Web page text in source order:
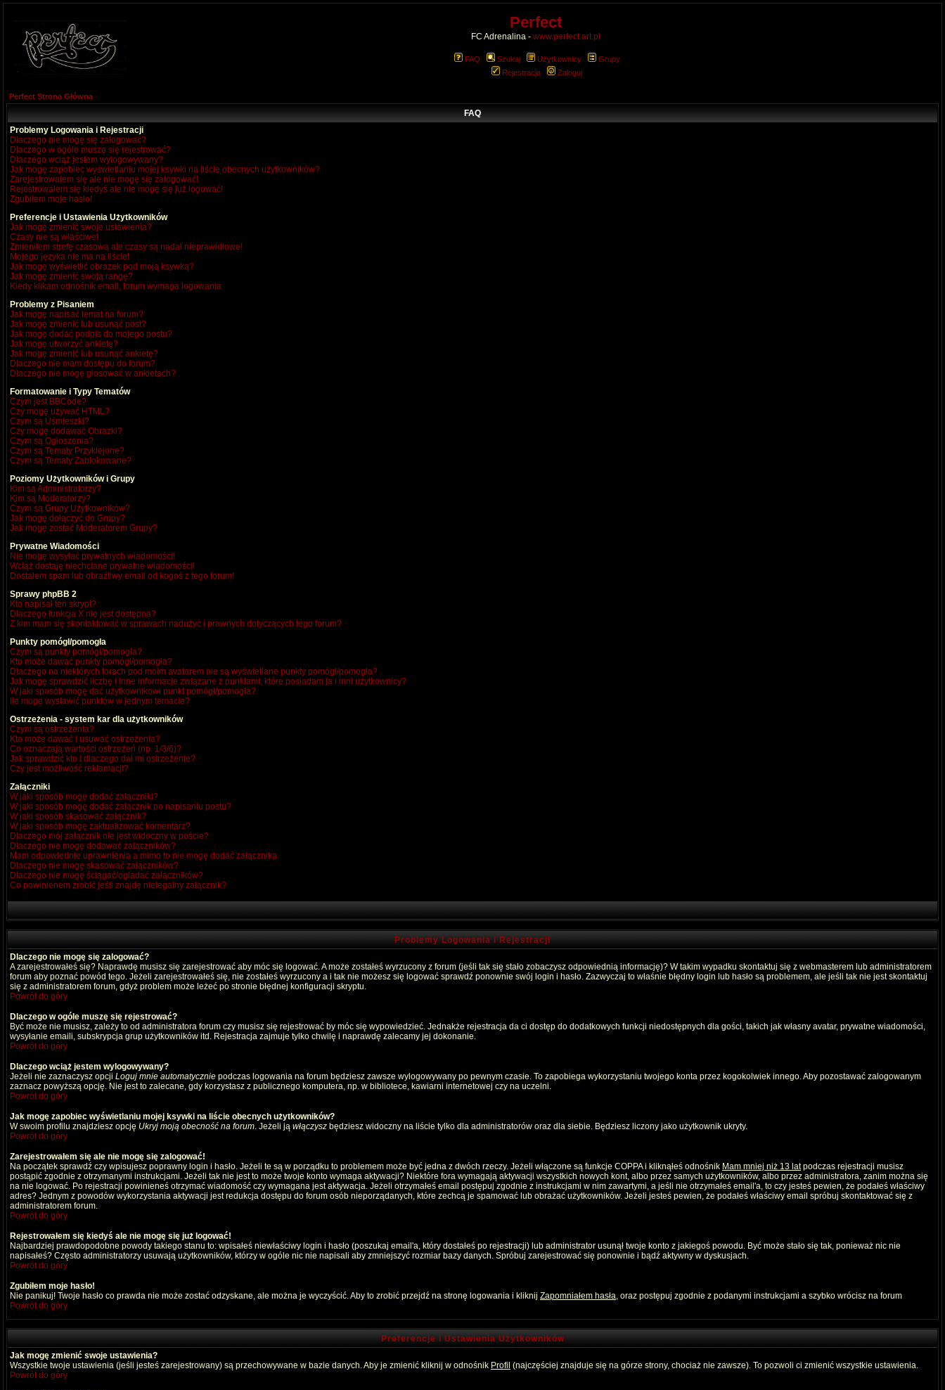
Perfect
FC Adrenalina - www.perfect.art.pl
FAQ Szukaj Użytkownicy
Grupy
Rejestracja
Zaloguj
Perfect Strona Główna
FAQ
Problemy Logowania i Rejestracji
Dlaczego nie mogę się zalogować?
Dlaczego w ogóle muszę się rejestrować?
Dlaczego wciąż jestem wylogowywany?
Jak mogę zapobiec wyświetlaniu mojej ksywki na liście obecnych użytkowników?
Zarejestrowałem się ale nie mogę się zalogować!
Rejestrowałem się kiedyś ale nie mogę się już logować!
Zgubiłem moje hasło!
Preferencje i Ustawienia Użytkowników
Jak mogę zmienić swoje ustawienia?
Czasy nie są właściwe!
Zmieniłem strefę czasową ale czasy są nadal nieprawidłowe!
Mojego języka nie ma na liście!
Jak mogę wyświetlić obrazek pod moją ksywką?
Jak mogę zmienić swoją rangę?
Kiedy klikam odnośnik email, forum wymaga logowania
Problemy z Pisaniem
Jak mogę napisać temat na forum?
Jak mogę zmienić lub usunąć post?
Jak mogę dodać podpis do mojego postu?
Jak mogę utworzyć ankietę?
Jak mogę zmienić lub usunąć ankietę?
Dlaczego nie mam dostępu do forum?
Dlaczego nie mogę głosować w ankietach?
Formatowanie i Typy Tematów
Czym jest BBCode?
Czy mogę używać HTML?
Czym są Uśmieszki?
Czy mogę dodawać Obrazki?
Czym są Ogłoszenia?
Czym są Tematy Przyklejone?
Czym są Tematy Zablokowane?
Poziomy Użytkowników i Grupy
Kim są Administratorzy?
Kim są Moderatorzy?
Czym są Grupy Użytkowników?
Jak mogę dołączyć do Grupy?
Jak mogę zostać Moderatorem Grupy?
Prywatne Wiadomości
Nie mogę wysyłać prywatnych wiadomości!
Wciąż dostaję niechciane prywatne wiadomości!
Dostałem spam lub obraźliwy email od kogoś z tego forum!
Sprawy phpBB 2
Kto napisał ten skrypt?
Dlaczego funkcja X nie jest dostępna?
Z kim mam się skontaktować w sprawach nadużyć i prawnych dotyczących tego forum?
Punkty pomógł/pomogła
Czym są punkty pomógł/pomogła?
Kto może dawać punkty pomógł/pomogła?
Dlaczego na niektórych forach pod moim avatarem nie są wyświetlane punkty pomógł/pomogła?
Jak mogę sprawdzić liczbę i inne informacje związane z punktami, które posiadam ja i inni użytkownicy?
W jaki sposób mogę dać użytkownikowi punkt pomógł/pomogła?
Ile mogę wystawić punktów w jednym temacie?
Ostrzeżenia - system kar dla użytkowników
Czym są ostrzeżenia?
Kto może dawać i usuwać ostrzeżenia?
Co oznaczają wartości ostrzeżeń (np. 1/3/6)?
Jak sprawdzić kto i dlaczego dał mi ostrzeżenie?
Czy jest możliwość reklamacji?
Załączniki
W jaki sposób mogę dodać załączniki?
W jaki sposób mogę dodać załącznik po napisaniu postu?
W jaki sposób skasować załącznik?
W jaki sposób mogę zaktualizować komentarz?
Dlaczego mój załącznik nie jest widoczny w poście?
Dlaczego nie mogę dodawać załączników?
Mam odpowiednie uprawnienia a mimo to nie mogę dodać załącznika.
Dlaczego nie mogę skasować załączników?
Dlaczego nie mogę ściągać/ogladać załączników?
Co powinienem zrobić jeśli znajdę nielegalny załącznik?
Problemy Logowania i Rejestracji
Dlaczego nie mogę się zalogować?
A zarejestrowałeś się? Naprawdę musisz się zarejestrować aby móc się logować. A może zostałeś wyrzucony z forum (jeśli tak się stało zobaczysz odpowiednią informację)? W takim wypadku skontaktuj się z webmasterem lub administratorem
forum aby poznać powód tego. Jeżeli zarejestrowałeś się, nie zostałeś wyrzucony a i tak nie możesz się logować sprawdź ponownie swój login i hasło. Zazwyczaj to właśnie błędny login lub hasło są problemem, ale jeśli tak nie jest skontaktuj
się z administratorem forum, gdyż problem może leżeć po stronie błędnej konfiguracji skryptu.
Powrót do góry
Dlaczego w ogóle muszę się rejestrować?
Być może nie musisz, zależy to od administratora forum czy musisz się rejestrować by móc się wypowiedzieć. Jednakże rejestracja da ci dostęp do dodatkowych funkcji niedostępnych dla gości, takich jak własny avatar, prywatne wiadomości,
wysyłanie emaili, subskrypcja grup użytkowników itd. Rejestracja zajmuje tylko chwilę i naprawdę zalecamy jej dokonanie.
Powrót do góry
Dlaczego wciąż jestem wylogowywany?
Jeżeli nie zaznaczysz opcji Loguj mnie automatycznie podczas logowania na forum będziesz zawsze wylogowywany po pewnym czasie. To zapobiega wykorzystaniu twojego konta przez kogokolwiek innego. Aby pozostawać zalogowanym
zaznacz powyższą opcję. Nie jest to zalecane, gdy korzystasz z publicznego komputera, np. w bibliotece, kawiarni internetowej czy na uczelni.
Powrót do góry
Jak mogę zapobiec wyświetlaniu mojej ksywki na liście obecnych użytkowników?
W swoim profilu znajdziesz opcję Ukryj moją obecność na forum. Jeżeli ją włączysz będziesz widoczny na liście tylko dla administratorów oraz dla siebie. Będziesz liczony jako użytkownik ukryty.
Powrót do góry
Zarejestrowałem się ale nie mogę się zalogować!
Na początek sprawdź czy wpisujesz poprawny login i hasło. Jeżeli te są w porządku to problemem może być jedna z dwóch rzeczy. Jeżeli włączone są funkcje COPPA i kliknąłeś odnośnik Mam mniej niż 13 latpodczas rejestracji musisz
postąpić zgodnie z otrzymanymi instrukcjami. Jeżeli tak nie jest to może twoje konto wymaga aktywacji? Niektóre fora wymagają aktywacji wszystkich nowych kont, albo przez samych użytkowników, albo przez administratora, zanim można się
na nie logować. Po rejestracji powinieneś otrzymać wiadomość czy wymagana jest aktywacja. Jeżeli otrzymałeś email postępuj zgodnie z instrukcjami w nim zawartymi, a jeśli nie otrzymałeś email'a, to czy jesteś pewien, że podałeś właściwy
adres? Jednym z powodów wykorzystania aktywacji jest redukcja dostępu do forum osób nieporządanych, które zechcą je spamować lub obrażać użytkowników. Jeżeli jesteś pewien, że podałeś właściwy email spróbuj skontaktować się z
administratorem forum.
Powrót do góry
Rejestrowałem się kiedyś ale nie mogę się już logować!
Najbardziej prawdopodobne powody takiego stanu to: wpisałeś niewłaściwy login i hasło (poszukaj email'a, który dostałeś po rejestracji) lub administrator usunął twoje konto z jakiegoś powodu. Być może stało się tak, ponieważ nic nie
napisałeś? Często administratorzy usuwają użytkowników, którzy w ogóle nic nie napisali aby zmniejszyć rozmiar bazy danych. Spróbuj zarejestrować się ponownie i bądź aktywny w dyskusjach.
Powrót do góry
Zgubiłem moje hasło!
Nie panikuj! Twoje hasło co prawda nie może zostać odzyskane, ale można je wyczyścić. Aby to zrobić przejdź na stronę logowania i kliknij Zapomniałem hasła, oraz postępuj zgodnie z podanymi instrukcjami a szybko wrócisz na forum
Powrót do góry
Preferencje i Ustawienia Użytkowników
Jak mogę zmienić swoje ustawienia?
Wszystkie twoje ustawienia (jeśli jesteś zarejestrowany) są przechowywane w bazie danych. Aby je zmienić kliknij w odnośnik Profil (najczęściej znajduje się na górze strony, chociaż nie zawsze). To pozwoli ci zmienić wszystkie ustawienia.
Powrót do góry